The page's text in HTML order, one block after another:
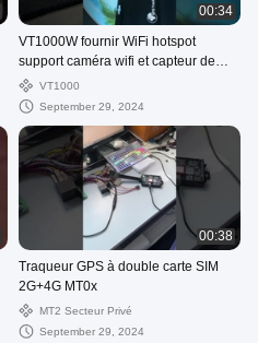
00:34
VT1000W fournir WiFi hotspot
support caméra wifi et capteur de
carburant
VT1000
September 29, 2024
00:38
Traqueur GPS à double carte SIM
2G+4G MT0x
MT2 Secteur Privé
September 29, 2024